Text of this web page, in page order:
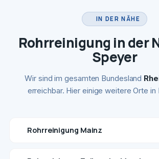
IN DER NÄHE
Rohrreinigung in der
Speyer
Wir sind im gesamten Bundesland
erreichbar. Hier einige weitere Orte in
Rohrreinigung Mainz